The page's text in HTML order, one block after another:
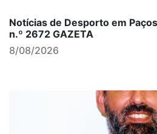
Notícias de Desporto em
n.º 2672 GAZETA
8/08/2026